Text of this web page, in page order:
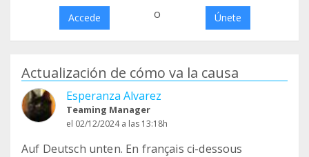
Accede o Únete
Actualización de cómo va la causa
Esperanza Alvarez
Teaming Manager
el 02/12/2024 a las 13:18h
Auf Deutsch unten. En français ci-dessous